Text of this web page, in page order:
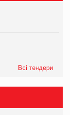
Всі тендери